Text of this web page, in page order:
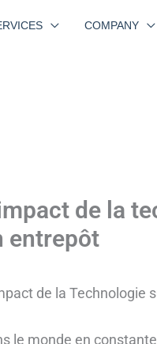
COMPANY
de la
entrepôt
de la Technologie
le monde en